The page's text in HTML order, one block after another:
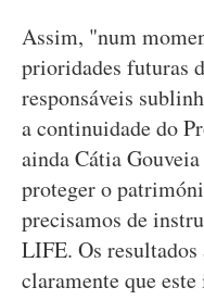
Assim, "num
prioridades futuras
responsáveis
a continuidade do
ainda Cátia
proteger o
precisamos de
LIFE. Os
claramente que